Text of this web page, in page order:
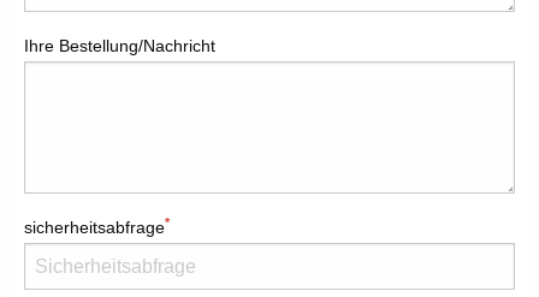
Ihre Bestellung/Nachricht
sicherheitsabfrage*